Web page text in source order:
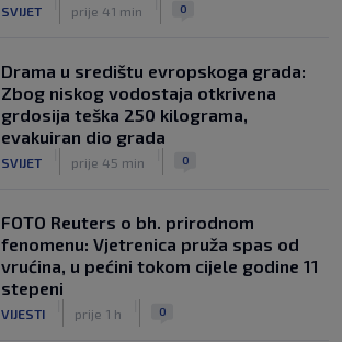
SVIJET prije 41 min 0
Drama u središtu evropskoga grada:
Zbog niskog vodostaja otkrivena
grdosija teška 250 kilograma,
evakuiran dio grada
SVIJET prije 45 min 0
FOTO Reuters o bh. prirodnom
fenomenu: Vjetrenica pruža spas od
vrućina, u pećini tokom cijele godine 11
stepeni
VIJESTI prije 1 h 0